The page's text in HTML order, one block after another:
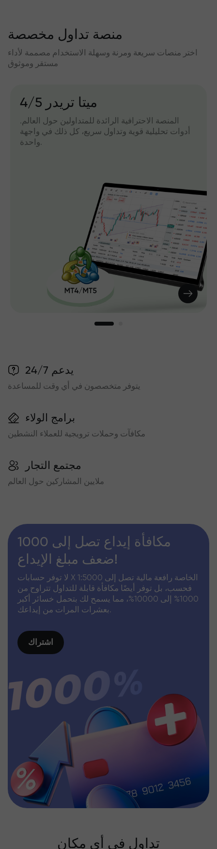
منصة تداول مخصصة
اختر منصات سريعة ومرنة وسهلة الاستخدام مصممة لأداء
مستقر وموثوق
میتا تریدر 4/5
المنصة الاحترافية الرائدة للمتداولين حول العالم.
أدوات تحليلية قوية وتداول سريع، كل ذلك في واجهة
واحدة.
يدعم 24/7
يتوفر متخصصون في أي وقت للمساعدة
برامج الولاء
مكافآت وحملات ترويجية للعملاء النشطين
مجتمع التجار
ملايين المشاركين حول العالم
مكافأة إيداع تصل إلى 1000
ضعف مبلغ الإيداع!
لا توفر حسابات X الخاصة رافعة مالية تصل إلى 1:5000
فحسب، بل توفر أيضًا مكافأة قابلة للتداول تتراوح من
1000% إلى 10000%، مما يسمح لك بتحمل خسائر أكبر
بعشرات المرات من إيداعك.
اشتراك
تداول في أي مكان